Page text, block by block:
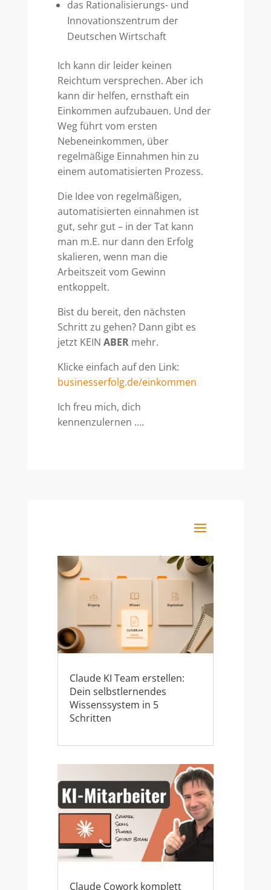
das Rationalisierungs- und
Innovationszentrum der
Deutschen Wirtschaft
Ich kann dir leider keinen
Reichtum versprechen. Aber ich
kann dir helfen, ernsthaft ein
Einkommen aufzubauen. Und der
Weg führt vom ersten
Nebeneinkommen, über
regelmäßige Einnahmen hin zu
einem automatisierten Prozess.
Die Idee von regelmäßigen,
automatisierten einnahmen ist
gut, sehr gut – in der Tat kann
man m.E. nur dann den Erfolg
skalieren, wenn man die
Arbeitszeit vom Gewinn
entkoppelt.
Bist du bereit, den nächsten
Schritt zu gehen? Dann gibt es
jetzt KEIN ABERmehr.
Klicke einfach auf den Link:
businesserfolg.de/einkommen
Ich freu mich, dich
kennenzulernen ….
Claude KI Team erstellen:
Dein selbstlernendes
Wissenssystem in 5
Schritten
Claude Cowork komplett